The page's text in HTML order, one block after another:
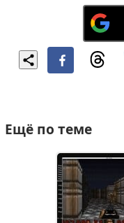
Ещё по теме